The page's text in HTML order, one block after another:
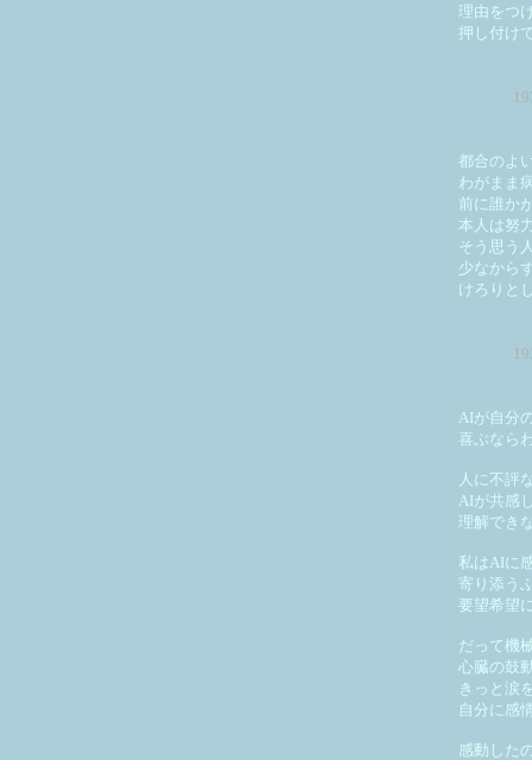
理由をつ
押し付け
都合のよ
わがまま
前に誰か
本人は努
そう思う
少なから
けろりと
AIが自分
喜ぶなら
人に不評
AIが共感
理解でき
私はAIに
寄り添う
要望希望
だって機
心臓の鼓
きっと涙
自分に感
感動した